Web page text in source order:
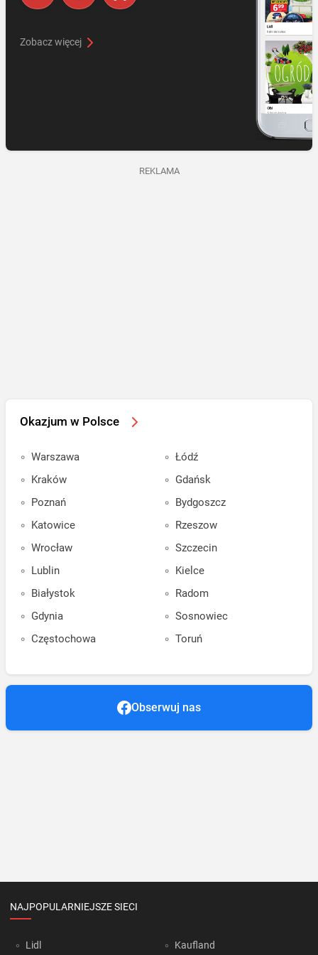
Zobacz więcej
REKLAMA
Okazjum w Polsce
Warszawa
Kraków
Poznań
Katowice
Wrocław
Lublin
Białystok
Gdynia
Częstochowa
Łódź
Gdańsk
Bydgoszcz
Rzeszow
Szczecin
Kielce
Radom
Sosnowiec
Toruń
Obserwuj nas
NAJPOPULARNIEJSZE SIECI
Lidl Kaufland